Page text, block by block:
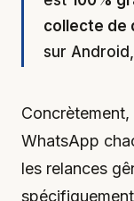
collecte de
sur
WhatsApp
les relances